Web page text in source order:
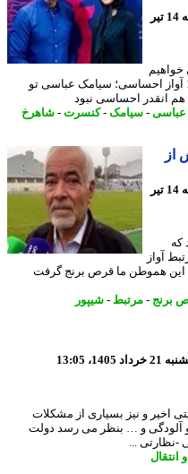
33 روز پیش - یکشنبه 14 تیر
277261 14/تیر/1405 11:27:44 آواز احساسی؛ سیامک عباسی تو
احساسی نبود
-سیامک-کنسرت- شاهرخ
33 روز پیش - یکشنبه 14 تیر
هموطن ما قرص برنج گرفت
- مرتبط -شیپور
و نیز بسیاری از مشکلات
و … بنظر می رسد دولت
...